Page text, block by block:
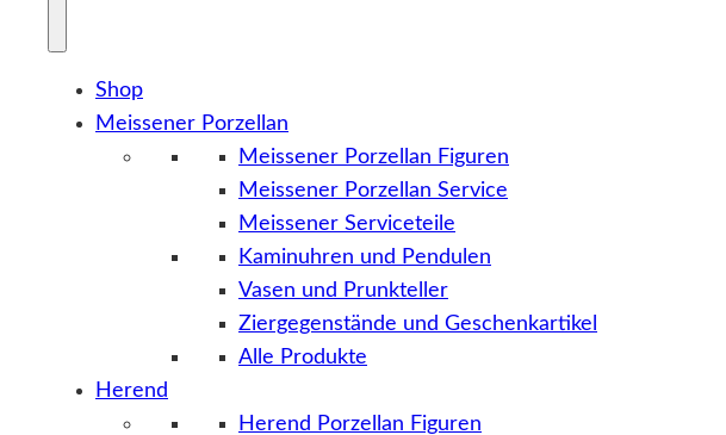
Shop
Meissener Porzellan
Meissener Porzellan Figuren
Meissener Porzellan Service
Meissener Serviceteile
Kaminuhren und Pendulen
Vasen und Prunkteller
Ziergegenstände und Geschenkartikel
Alle Produkte
Herend
Herend Porzellan Figuren